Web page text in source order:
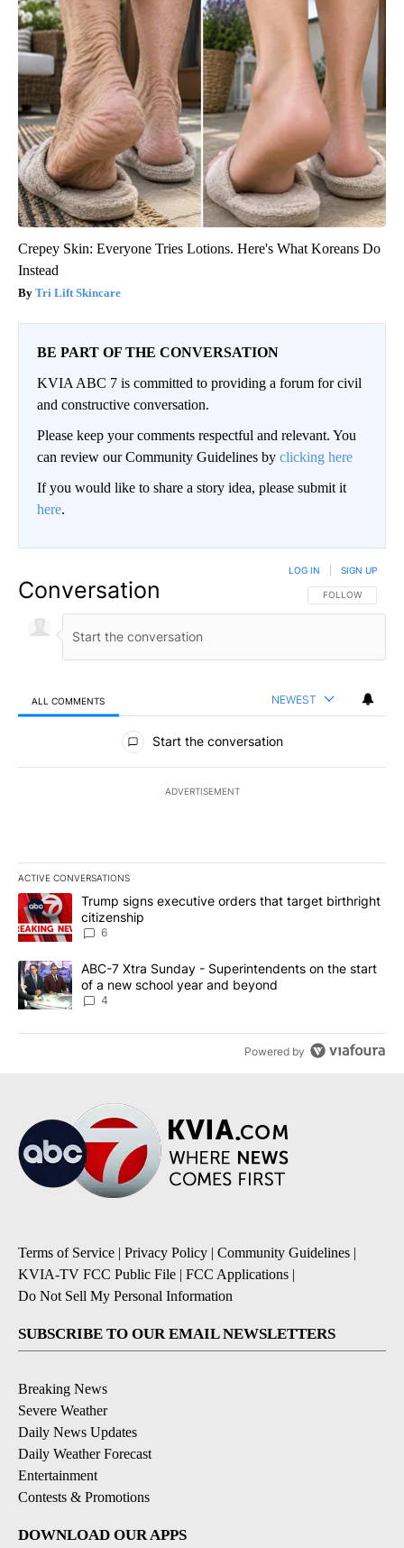
Crepey Skin: Everyone Tries Lotions. Here's What Koreans Do
Instead
Tri Lift Skincare
BE PART OF THE CONVERSATION
KVIA ABC 7 is committed to providing a forum for civil
and constructive conversation.
Please keep your comments respectful and relevant. You
can review our Community Guidelines by clicking here
If you would like to share a story idea, please submit it
here.
Conversation FOLLOW THIS
FOLLOW
LOG IN SIGN UP
ALL COMMENTS NEWEST
All Comments
Start the conversation
ADVERTISEMENT
ACTIVE CONVERSATIONS
The following is a list of the most commented articles in the last
A trending article titled "Trump signs executive orders that
Trump signs executive orders that target birthright
citizenship
6
A trending article titled "ABC-7 Xtra Sunday - Superintendents
ABC-7 Xtra Sunday - Superintendents on the start
of a new school year and beyond
4
Powered by
Terms of Service | Privacy Policy | Community Guidelines |
KVIA-TV FCC Public File | FCC Applications |
Do Not Sell My Personal Information
SUBSCRIBE TO OUR EMAIL NEWSLETTERS
Breaking News
Severe Weather
Daily News Updates
Daily Weather Forecast
Entertainment
Contests & Promotions
DOWNLOAD OUR APPS